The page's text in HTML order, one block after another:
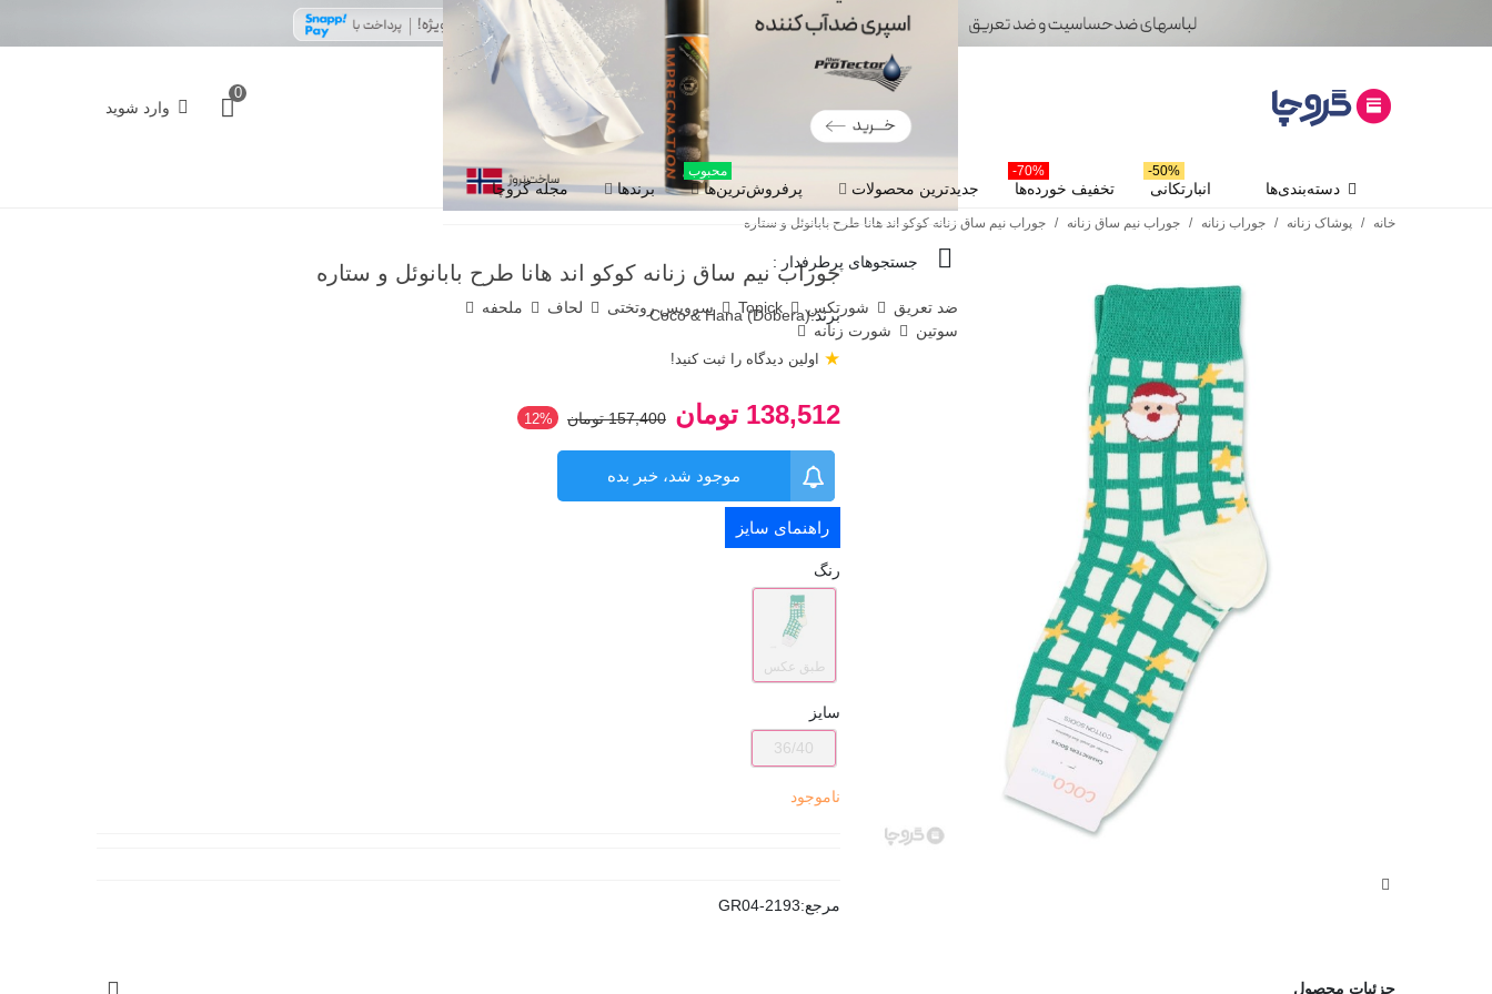
جستجوهای پرطرفدار :
ضد تعریق شورتکس Topick سرویس روتختی لحاف
ملحفه
سوتین
شورت زنانه
0
وارد شوید
دسته‌بندی‌ها انبارتکانی
50%-
تخفیف خورده‌ها
70%-
جدیدترین محصولات پرفروش‌ترین‌ها
محبوب
برندها مجله گروچا
خانه / پوشاک زنانه / جوراب زنانه / جوراب نیم ساق زنانه / جوراب نیم ساق زنانه کوکو اند هانا طرح بابانوئل و ستاره
جوراب نیم ساق زنانه کوکو اند هانا طرح بابانوئل و ستاره
برند:Coco & Hana (Dobera)
اولین دیدگاه را ثبت کنید! ★
138,512 تومان 157,400 تومان ‎12%
موجود شد، خبر بده
راهنمای سایز
رنگ
طبق عکس
سایز
36/40
ناموجود
مرجع:GR04-2193
جزئیات محصول